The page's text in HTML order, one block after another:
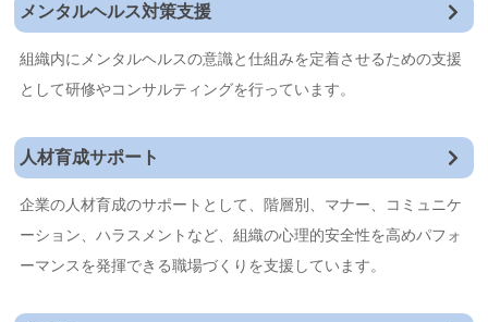
メンタルヘルス対策支援
組織内にメンタルヘルスの意識と仕組みを定着させるための支援
として研修やコンサルティングを行っています。
人材育成サポート
企業の人材育成のサポートとして、階層別、マナー、コミュニケ
ーション、ハラスメントなど、組織の心理的安全性を高めパフォ
ーマンスを発揮できる職場づくりを支援しています。